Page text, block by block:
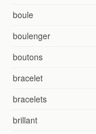
boule
boulenger
boutons
bracelet
bracelets
brillant